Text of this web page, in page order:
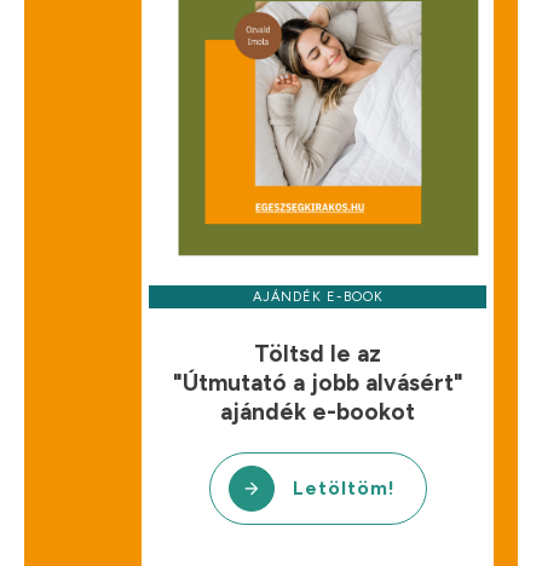
AJÁNDÉK E-BOOK
Töltsd le az
"Útmutató a jobb alvásért"
ajándék e-bookot
Letöltöm!